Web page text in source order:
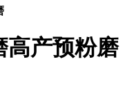
高产预粉磨